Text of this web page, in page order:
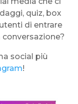
quiz, box
di entrare
social più
!